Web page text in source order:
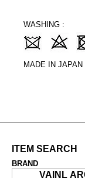
WASHING :
MADE IN JAPAN
ITEM SEARCH
BRAND